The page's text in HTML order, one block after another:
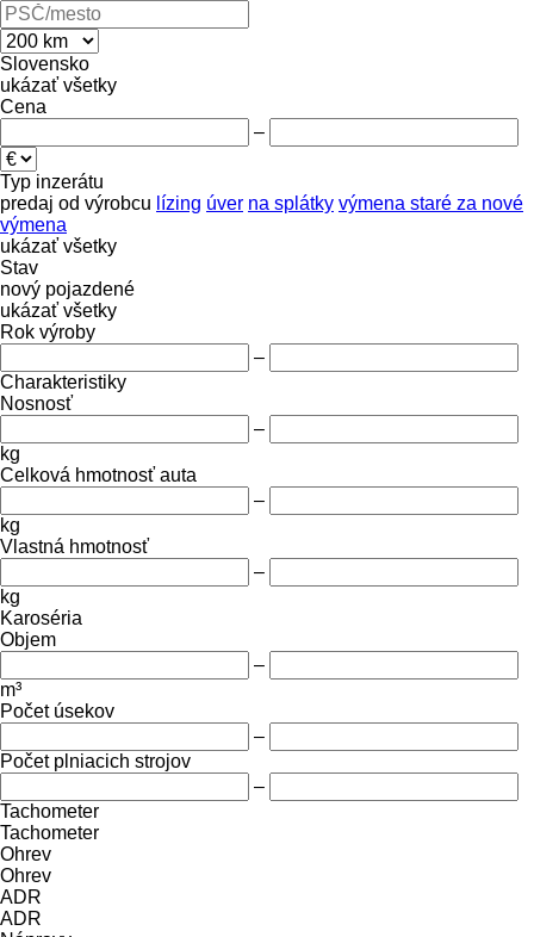
Slovensko
ukázať všetky
Cena
–
Typ inzerátu
predaj od výrobcu lízing úver na splátky výmena staré za nové
výmena
ukázať všetky
Stav
nový pojazdené
ukázať všetky
Rok výroby
–
Charakteristiky
Nosnosť
–
kg
Celková hmotnosť auta
–
kg
Vlastná hmotnosť
–
kg
Karoséria
Objem
–
m³
Počet úsekov
–
Počet plniacich strojov
–
Tachometer
Tachometer
Ohrev
Ohrev
ADR
ADR